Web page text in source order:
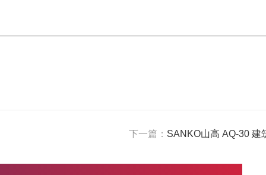
下一篇： SANKO山高 AQ-30 建